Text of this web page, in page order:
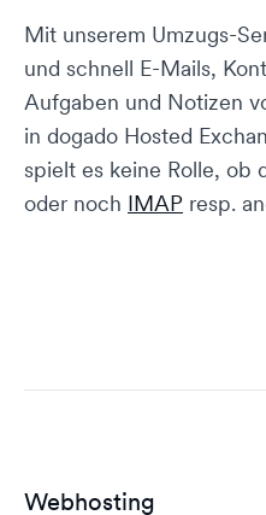
Mit unserem Umzugs-
und schnell E-Mails,
Aufgaben und Notizen
in dogado Hosted
spielt es keine Rolle, ob
oder noch IMAP resp.
Webhosting